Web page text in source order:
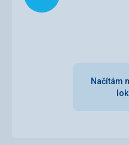
Výhled z pokoje na terasu
Načítám